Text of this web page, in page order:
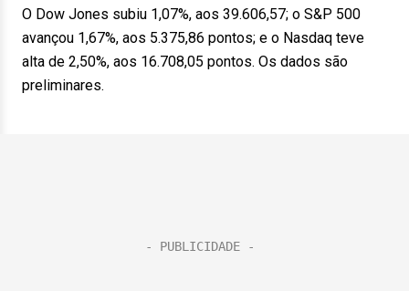
O Dow Jones subiu 1,07%, aos 39.606,57; o S&P 500
avançou 1,67%, aos 5.375,86 pontos; e o Nasdaq teve
alta de 2,50%, aos 16.708,05 pontos. Os dados são
preliminares.